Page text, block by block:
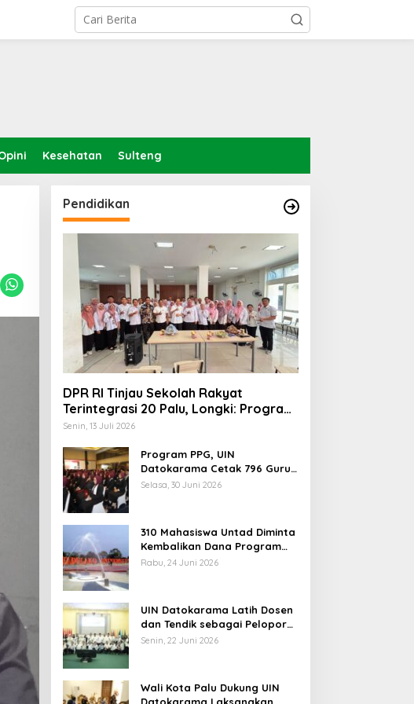
Kesehatan Sulteng
Pendidikan
DPR RI Tinjau Sekolah Rakyat
Terintegrasi 20 Palu, Longki: Program
Prabowo Angkat Martabat Anak
Senin, 13 Juli 2026
Program PPG, UIN
Datokarama Cetak 796 Guru
Profesional
Selasa, 30 Juni 2026
310 Mahasiswa Untad Diminta
Kembalikan Dana Program
Berani Cerdas, Kadisdik
Rabu, 24 Juni 2026
UIN Datokarama Latih Dosen
dan Tendik sebagai Pelopor
Moderasi Beragama
Senin, 22 Juni 2026
Wali Kota Palu Dukung UIN